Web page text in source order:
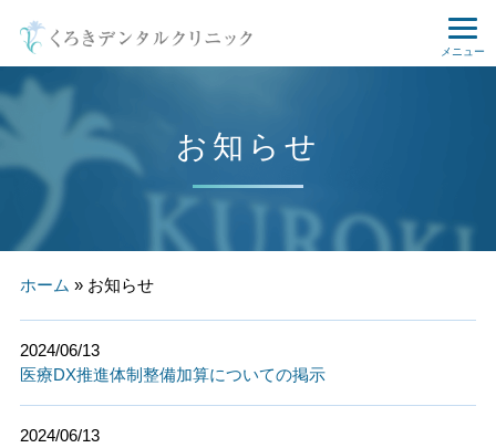
メニュー
お知らせ
ホーム » お知らせ
2024/06/13
医療DX推進体制整備加算についての掲示
2024/06/13